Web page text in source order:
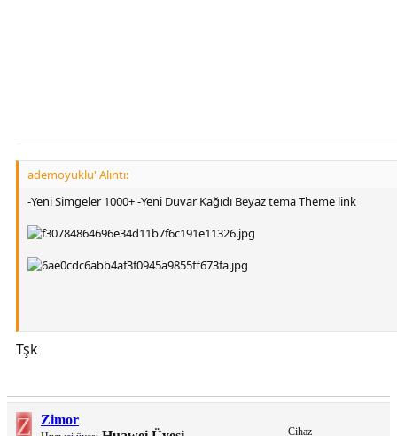
ademoyuklu' Alıntı:
-Yeni Simgeler 1000+ -Yeni Duvar Kağıdı Beyaz tema Theme link
[Gizli içerik]
Tşk
Z Zimor
Cihaz